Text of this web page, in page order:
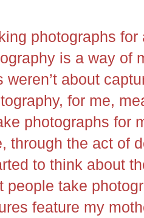
photographs
is a way of
weren’t about
for me,
photographs for
through the act of
to think about
people take
feature my